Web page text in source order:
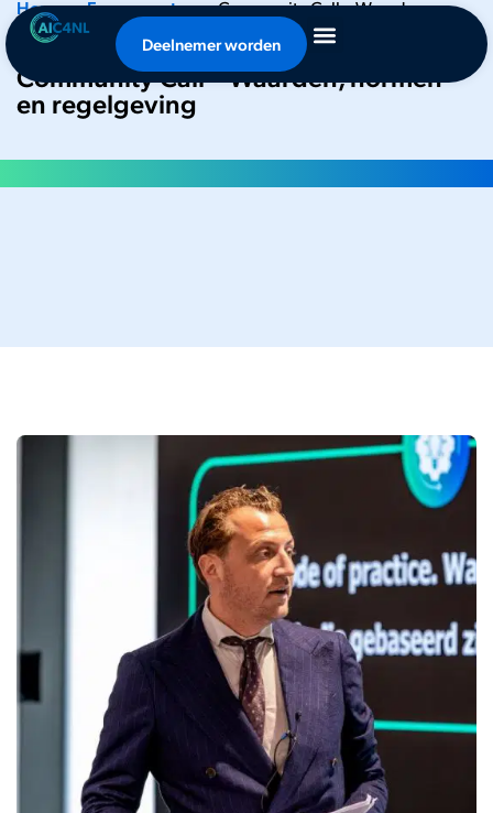
Deelnemer worden
Home•Evenementen•Community Call – Waarden,
normen en regelgeving
Community Call – Waarden, normen
en regelgeving